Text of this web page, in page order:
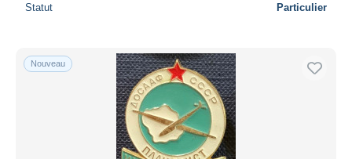
Statut Particulier
Nouveau